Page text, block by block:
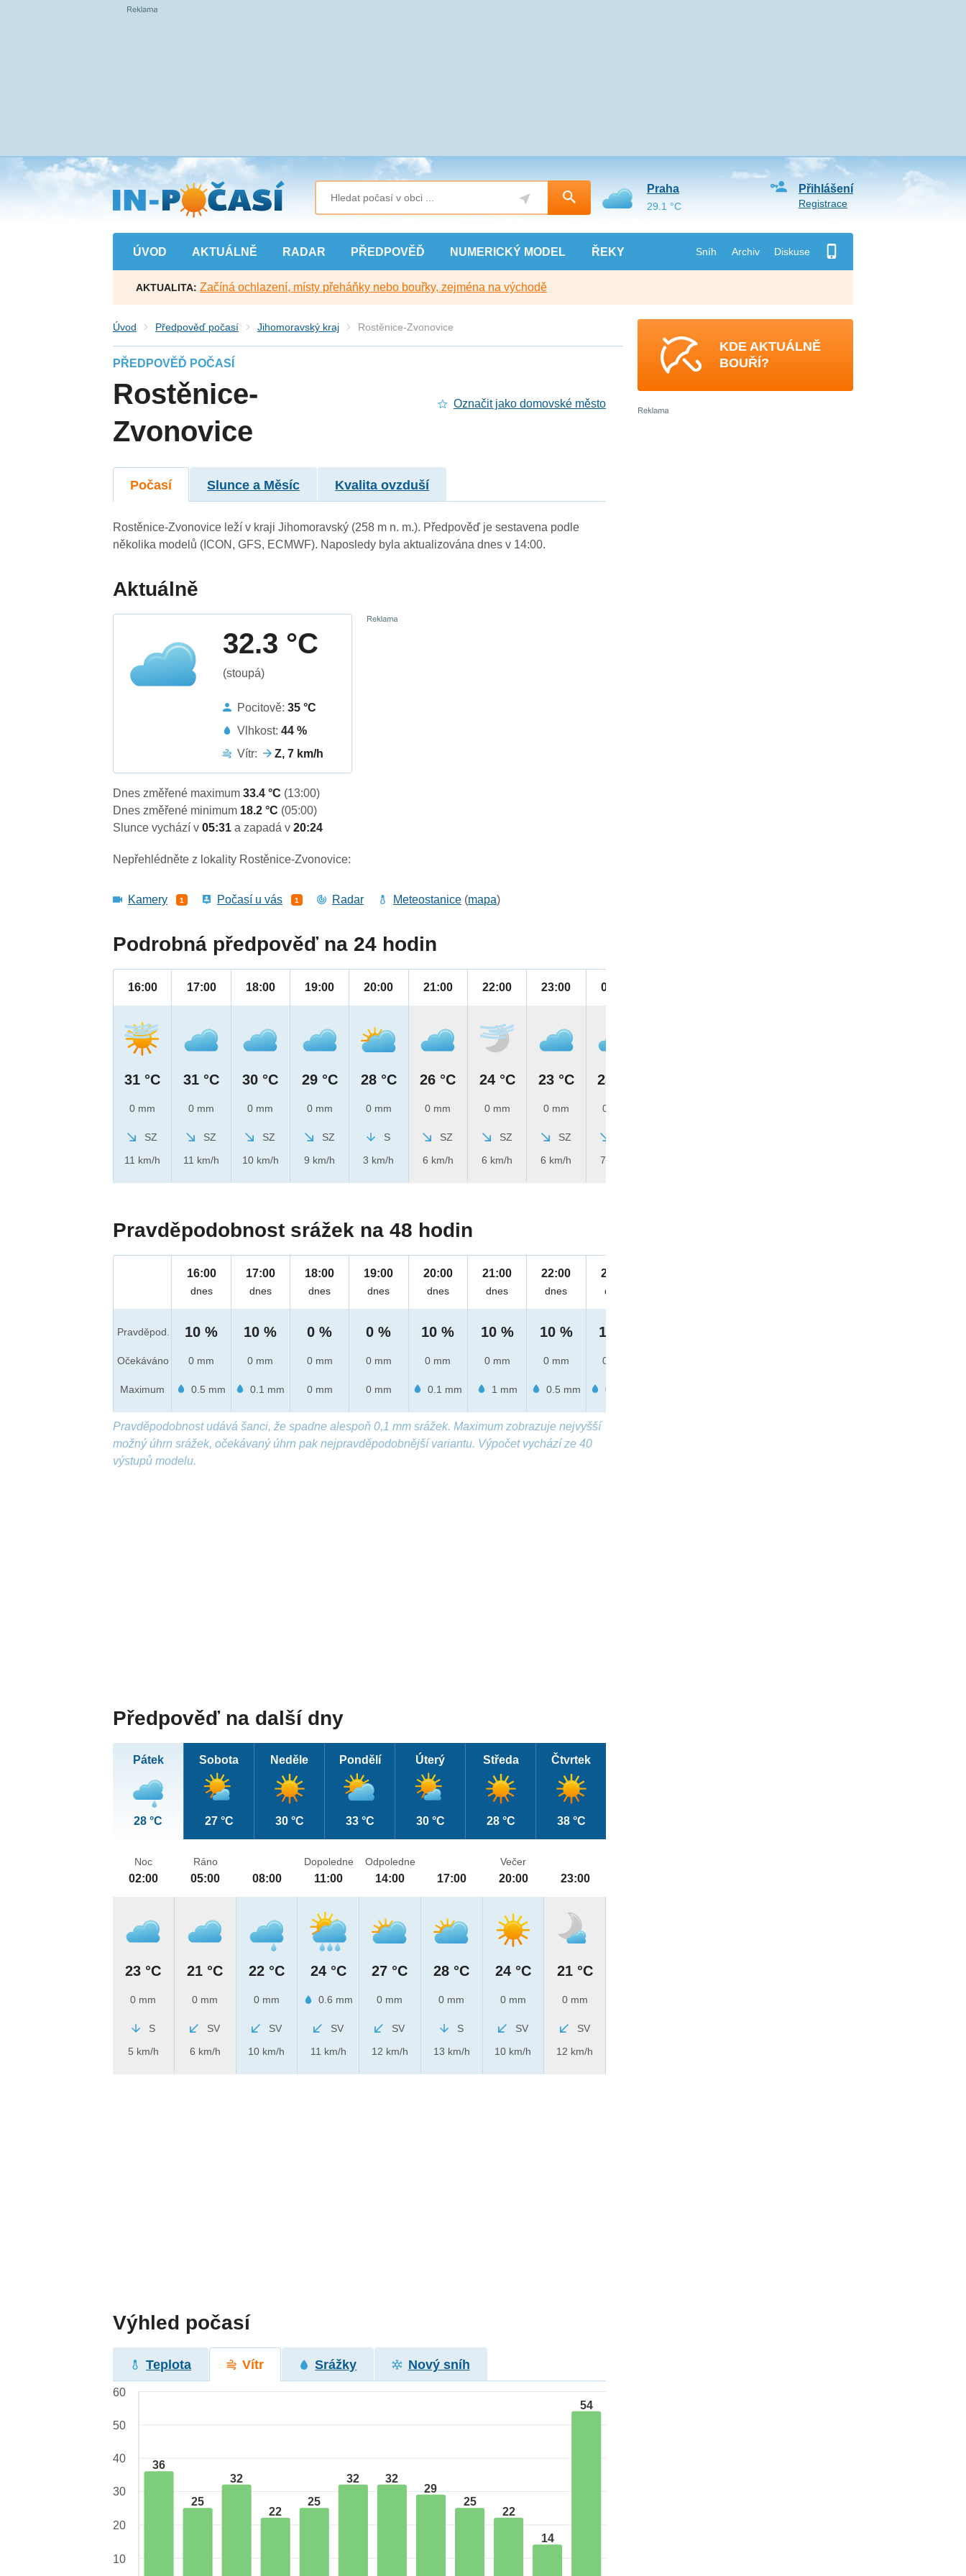
Přejít
na
hlavní
obsah
ÚVOD AKTUÁLNĚ RADAR PŘEDPOVĚĎ NUMERICKÝ MODEL ŘEKY Sníh Archiv Diskuse
Přihlášení
Registrace
Praha
29.1 °C
AKTUALITA: Začíná ochlazení, místy přeháňky nebo bouřky, zejména na východě
Úvod Předpověď počasí Jihomoravský kraj Rostěnice-Zvonovice
PŘEDPOVĚĎ POČASÍ
Rostěnice-
Zvonovice
Označit jako domovské město
Počasí Slunce a Měsíc Kvalita ovzduší
Rostěnice-Zvonovice leží v kraji Jihomoravský (258 m n. m.). Předpověď je sestavena podle
několika modelů (ICON, GFS, ECMWF). Naposledy byla aktualizována dnes v 14:00.
Aktuálně
32.3 °C
(stoupá)
Pocitově:35 °C
Vlhkost:44 %
Vítr:
Z, 7 km/h
Dnes změřené maximum33.4 °C (13:00)
Dnes změřené minimum 18.2 °C (05:00)
Slunce vychází v05:31a zapadá v20:24
Nepřehlédněte z lokality Rostěnice-Zvonovice:
Kamery 1 Počasí u vás 1 Radar Meteostanice (mapa)
Podrobná předpověď na 24 hodin
16:00
31 °C
0 mm
SZ
11 km/h
17:00
31 °C
0 mm
SZ
11 km/h
18:00
30 °C
0 mm
SZ
10 km/h
19:00
29 °C
0 mm
SZ
9 km/h
20:00
28 °C
0 mm
S
3 km/h
21:00
26 °C
0 mm
SZ
6 km/h
22:00
24 °C
0 mm
SZ
6 km/h
23:00
23 °C
0 mm
SZ
6 km/h
00:00
23 °C
0 mm
7 km/h
Pravděpodobnost srážek na 48 hodin
Pravděpod.
Očekáváno
Maximum
16:00
dnes
10 %
0 mm
0.5 mm
17:00
dnes
10 %
0 mm
0.1 mm
18:00
dnes
0 %
0 mm
0 mm
19:00
dnes
0 %
0 mm
0 mm
20:00
dnes
10 %
0 mm
0.1 mm
21:00
dnes
10 %
0 mm
1 mm
22:00
dnes
10 %
0 mm
0.5 mm
23:00
dnes
10 %
0 mm
0.6 mm
Pravděpodobnost udává šanci, že spadne alespoň 0,1 mm srážek. Maximum zobrazuje nejvyšší
možný úhrn srážek, očekávaný úhrn pak nejpravděpodobnější variantu. Výpočet vychází ze 40
výstupů modelu.
Předpověď na další dny
Pátek
28 °C
Sobota
27 °C
Neděle
30 °C
Pondělí
33 °C
Úterý
30 °C
Středa
28 °C
Čtvrtek
38 °C
Noc
02:00
23 °C
0 mm
S
5 km/h
Ráno
05:00
21 °C
0 mm
SV
6 km/h
08:00
22 °C
0 mm
SV
10 km/h
Dopoledne
11:00
24 °C
0.6 mm
SV
11 km/h
Odpoledne
14:00
27 °C
0 mm
SV
12 km/h
17:00
28 °C
0 mm
S
13 km/h
Večer
20:00
24 °C
0 mm
SV
10 km/h
23:00
21 °C
0 mm
SV
12 km/h
Výhled počasí
Teplota Vítr Srážky Nový sníh
36
25
32
22
25
32
32
29
25
22
14
54
60
50
40
30
20
10
KDE AKTUÁLNĚ
BOUŘÍ?